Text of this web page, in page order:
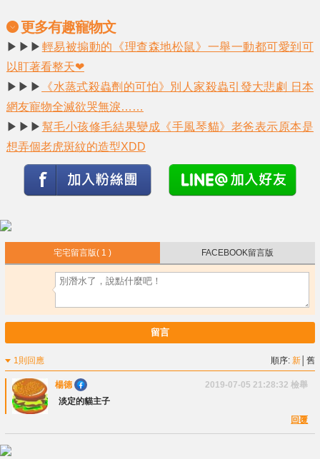
更多有趣寵物文
▶▶▶ 輕易被搧動的《理查森地松鼠》一舉一動都可愛到可
以盯著看整天❤
▶▶▶
《水蒸式殺蟲劑的可怕》別人家殺蟲引發大悲劇 日本
網友寵物全滅欲哭無淚……
▶▶▶ 幫毛小孩修毛結果變成《手風琴貓》老爸表示原本是
想弄個老虎斑紋的造型XDD
宅宅留言版( 1 ) FACEBOOK留言版
留言
1則回應 順序:新 │舊
楊德 2019-07-05 21:28:32 檢舉
淡定的貓主子
回覆